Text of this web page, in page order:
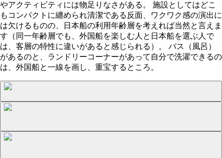
やアクティビティには物足りなさがある。 施設としてはどこ
もコンパクトに纏められ清潔である反面、ワクワク感の演出に
は欠けるものの、日本船の利用年齢層を考えれば当然と言えま
す（同一年齢層でも、外国船を楽しむ人と日本船を選ぶ人で
は、客層の特性に違いがあると感じられる）。 バス（風呂）
があるのと、ランドリーコーナーがあって自分で洗濯できるの
は、外国船と一線を画し、重宝するところ。